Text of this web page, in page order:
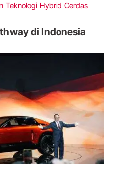
Teknologi Hybrid Cerdas
di Indonesia